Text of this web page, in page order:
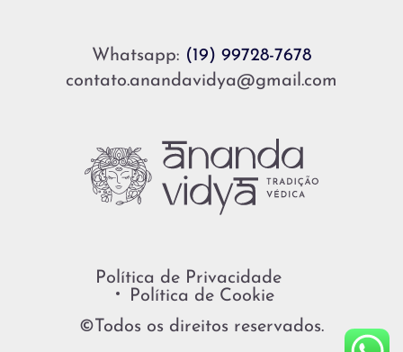
Whatsapp: (19) 99728-7678
contato.anandavidya@gmail.com
Política de Privacidade
Política de Cookie
©Todos os direitos reservados.